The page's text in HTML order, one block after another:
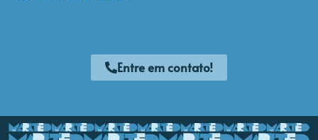
Entre em contato!